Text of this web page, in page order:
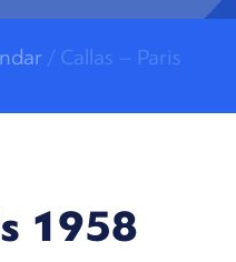
/ Callas – Paris
1958